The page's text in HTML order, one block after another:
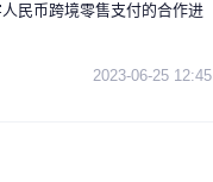
民币跨境零售支付的合作进
2023-06-25 12:45